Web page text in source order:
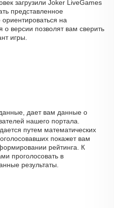
загрузили Joker LiveGames
представленное
на
о версии позволят вам сверить
игры.
дает вам данные о
нашего портала.
путем математических
покажет вам
рейтинга. К
проголосовать в
результаты.